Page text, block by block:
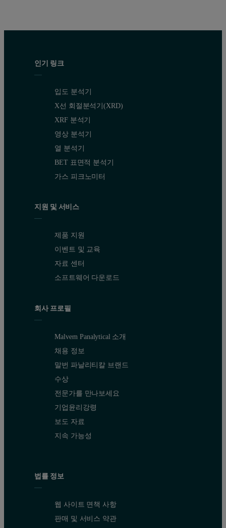
인기 링크
입도 분석기
X선 회절분석기(XRD)
XRF 분석기
영상 분석기
열 분석기
BET 표면적 분석기
가스 피크노미터
지원 및 서비스
제품 지원
이벤트 및 교육
자료 센터
소프트웨어 다운로드
회사 프로필
Malvern Panalytical 소개
채용 정보
말번 파날리티칼 브랜드
수상
전문가를 만나보세요
기업윤리강령
보도 자료
지속 가능성
법률 정보
웹 사이트 면책 사항
판매 및 서비스 약관